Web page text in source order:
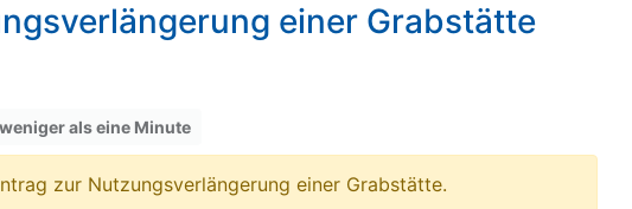
einer Grabstätte
weniger als eine Minute
zur Nutzungsverlängerung einer Grabstätte.